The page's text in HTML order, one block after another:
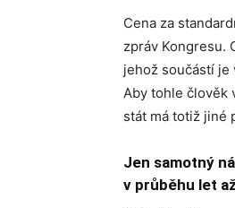
Cena za
zpráv Kongresu.
jehož součástí je
Aby tohle člověk
stát má totiž jiné
Jen samotný
v průběhu let